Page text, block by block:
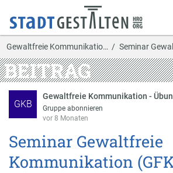
Gewaltfreie Kommunikatio… Seminar
BEITRAG
GKB
Gewaltfreie Kommunikation -
Gruppe abonnieren
vor 8 Monaten
Seminar Gewaltfreie
Kommunikation